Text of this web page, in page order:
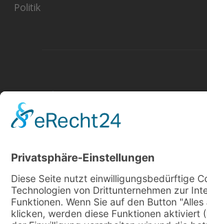
Politik
Aktuelle Nachrichten aus dem